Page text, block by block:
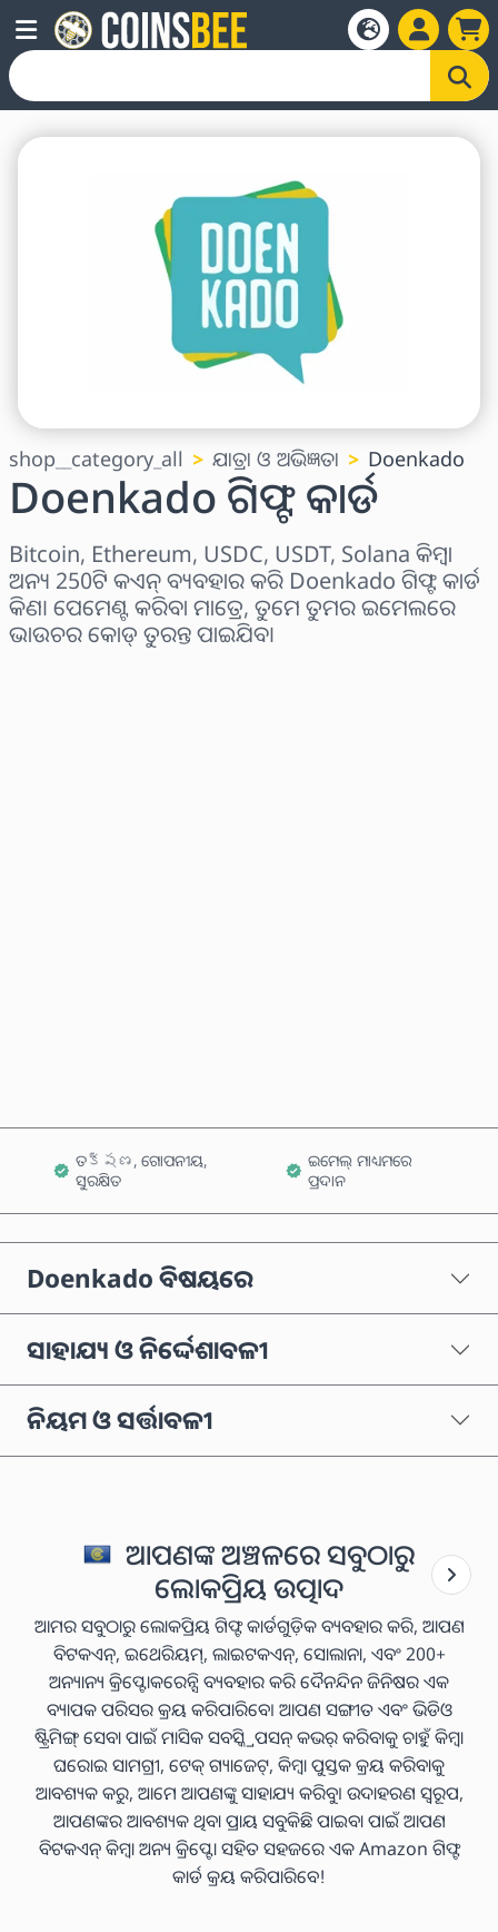
shop__category_all ଯାତ୍ରା ଓ ଅଭିଜ୍ଞତା Doenkado
Doenkado ଗିଫ୍ଟ କାର୍ଡ
Bitcoin, Ethereum, USDC, USDT, Solana କିମ୍ବା
ଅନ୍ୟ 250ଟି କଏନ୍ ବ୍ୟବହାର କରି Doenkado ଗିଫ୍ଟ କାର୍ଡ
କିଣ। ପେମେଣ୍ଟ କରିବା ମାତ୍ରେ, ତୁମେ ତୁମର ଇମେଲରେ
ଭାଉଚର କୋଡ୍ ତୁରନ୍ତ ପାଇଯିବ।
ତక్షణ, ଗୋପନୀୟ,
ସୁରକ୍ଷିତ
ଇମେଲ୍ ମାଧ୍ୟମରେ
ପ୍ରଦାନ
Doenkado ବିଷୟରେ
ସାହାଯ୍ୟ ଓ ନିର୍ଦ୍ଦେଶାବଳୀ
ନିୟମ ଓ ସର୍ତ୍ତାବଳୀ
ଆପଣଙ୍କ ଅଞ୍ଚଳରେ ସବୁଠାରୁ
ଲୋକପ୍ରିୟ ଉତ୍ପାଦ
ଆମର ସବୁଠାରୁ ଲୋକପ୍ରିୟ ଗିଫ୍ଟ କାର୍ଡଗୁଡ଼ିକ ବ୍ୟବହାର କରି, ଆପଣ
ବିଟକଏନ୍, ଇଥେରିୟମ୍, ଲାଇଟକଏନ୍, ସୋଲାନା, ଏବଂ 200+
ଅନ୍ୟାନ୍ୟ କ୍ରିପ୍ଟୋକରେନ୍ସି ବ୍ୟବହାର କରି ଦୈନନ୍ଦିନ ଜିନିଷର ଏକ
ବ୍ୟାପକ ପରିସର କ୍ରୟ କରିପାରିବେ। ଆପଣ ସଙ୍ଗୀତ ଏବଂ ଭିଡିଓ
ଷ୍ଟ୍ରିମିଙ୍ଗ୍ ସେବା ପାଇଁ ମାସିକ ସବସ୍କ୍ରିପସନ୍ କଭର୍ କରିବାକୁ ଚାହୁଁ କିମ୍ବା
ଘରୋଇ ସାମଗ୍ରୀ, ଟେକ୍ ଗ୍ୟାଜେଟ୍, କିମ୍ବା ପୁସ୍ତକ କ୍ରୟ କରିବାକୁ
ଆବଶ୍ୟକ କରୁ, ଆମେ ଆପଣଙ୍କୁ ସାହାଯ୍ୟ କରିବୁ। ଉଦାହରଣ ସ୍ୱରୂପ,
ଆପଣଙ୍କର ଆବଶ୍ୟକ ଥିବା ପ୍ରାୟ ସବୁକିଛି ପାଇବା ପାଇଁ ଆପଣ
ବିଟକଏନ୍ କିମ୍ବା ଅନ୍ୟ କ୍ରିପ୍ଟୋ ସହିତ ସହଜରେ ଏକ Amazon ଗିଫ୍ଟ
କାର୍ଡ କ୍ରୟ କରିପାରିବେ!